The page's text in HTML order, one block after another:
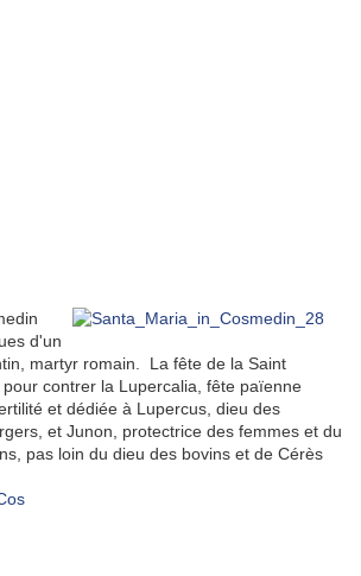
d'un
martyr romain. La fête de la Saint
contrer la Lupercalia, fête païenne
et dédiée à Lupercus, dieu des
et Junon, protectrice des femmes et du
pas loin du dieu des bovins et de Cérès